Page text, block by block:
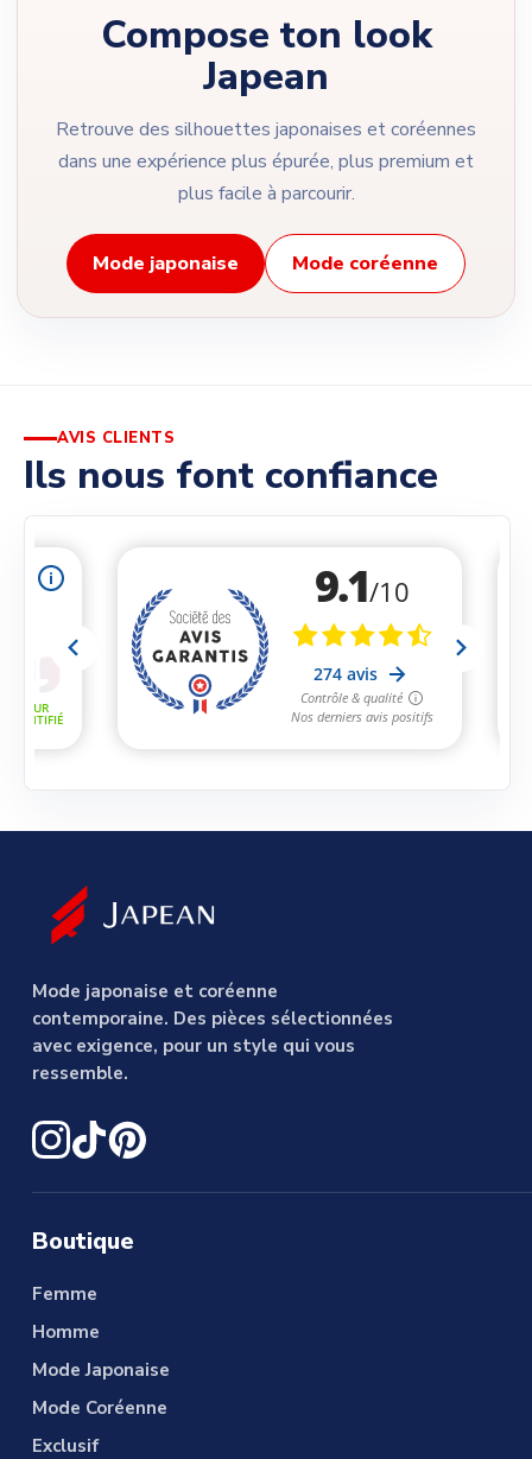
Compose ton look
Japean
Retrouve des silhouettes japonaises et coréennes
dans une expérience plus épurée, plus premium et
plus facile à parcourir.
Mode japonaise Mode coréenne
AVIS CLIENTS
Ils nous font confiance
Mode japonaise et coréenne
contemporaine. Des pièces sélectionnées
avec exigence, pour un style qui vous
ressemble.
Boutique
Femme
Homme
Mode Japonaise
Mode Coréenne
Exclusif